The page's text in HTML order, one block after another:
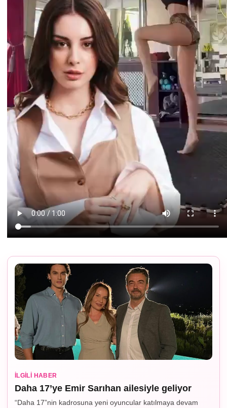
İLGILI HABER
Daha 17’ye Emir Sarıhan ailesiyle geliyor
“Daha 17”nin kadrosuna yeni oyuncular katılmaya devam